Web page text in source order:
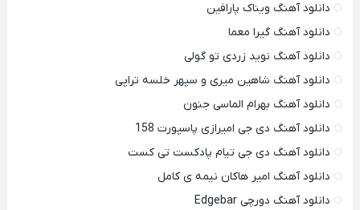
دانلود آهنگ ویناک پارافین
دانلود آهنگ گیرا معما
دانلود آهنگ نوید زردی تو گولی
دانلود آهنگ شاهین میری و سپهر خلسه تراپی
دانلود آهنگ بهرام الماسی جنون
دانلود آهنگ دی جی امیرازی پاسپورت 158
دانلود آهنگ دی جی تیام پادکست تی کست
دانلود آهنگ امیر هاکان نیمه ی کامل
دانلود آهنگ دورچی Edgebar